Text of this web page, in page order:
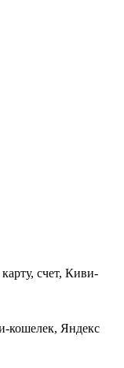
счет, Киви-
кошелек, Яндекс